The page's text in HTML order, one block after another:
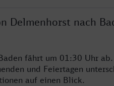
Delmenhorst nach
fährt um 01:30 Uhr
und Feiertagen
auf einen Blick.